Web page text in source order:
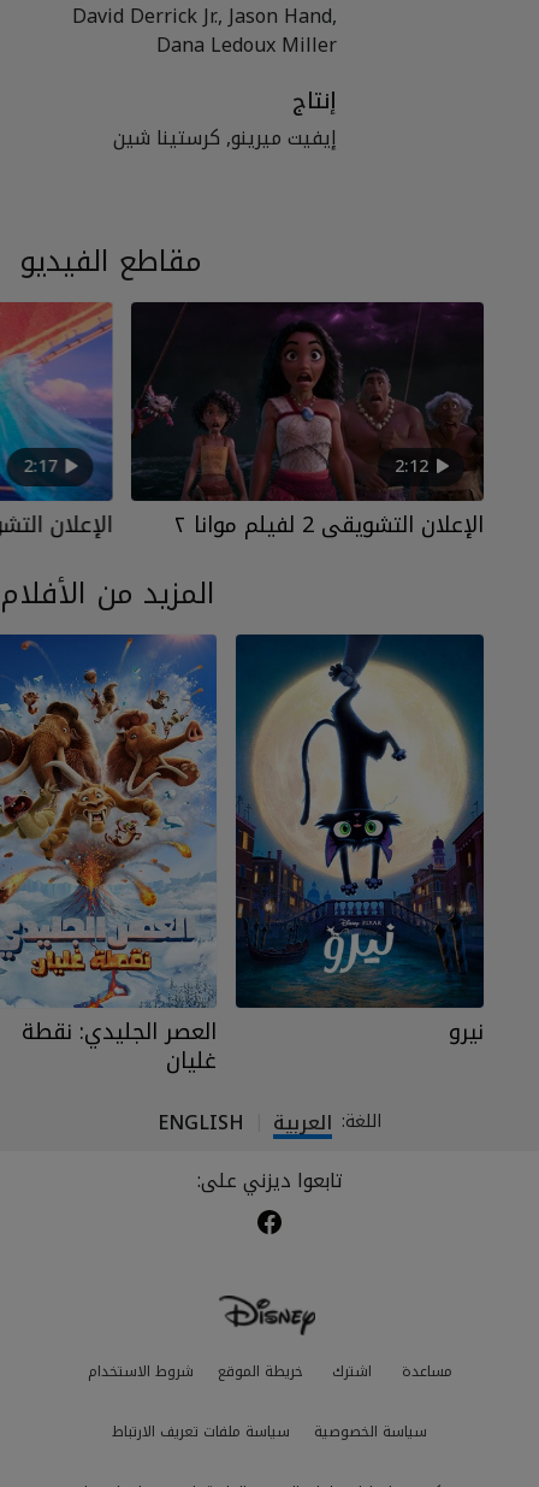
David Derrick Jr., Jason Hand,
Dana Ledoux Miller
إنتاج
إيفيت ميرينو, كرستينا شين
مقاطع الفيديو
2:12
الإعلان التشويقي 2 لفيلم موانا ٢
2:17
الإعلان التشويقي 1
المزيد من الأفلام
نيرو العصر الجليدي: نقطة
غليان
اللغة: العربية
ENGLISH
تابعوا ديزني على:
مساعدة اشترك خريطة الموقع شروط الاستخدام
سياسة الخصوصية سياسة ملفات تعريف الارتباط